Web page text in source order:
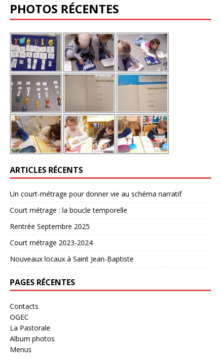
PHOTOS RÉCENTES
ARTICLES RÉCENTS
Un court-métrage pour donner vie au schéma narratif
Court métrage : la boucle temporelle
Rentrée Septembre 2025
Court métrage 2023-2024
Nouveaux locaux à Saint Jean-Baptiste
PAGES RÉCENTES
Contacts
OGEC
La Pastorale
Album photos
Menus